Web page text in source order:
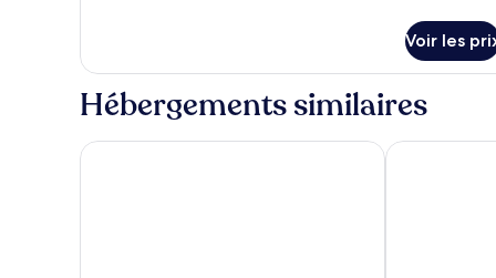
1
chambre
(with
Murphy
Bed)
le
type
de
Appart'hôtel,
Voir les
Hébergements similaires
Hyatt Place Keystone / Dillon Keystone